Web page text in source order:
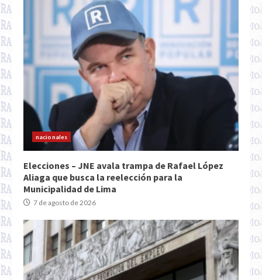
nacionales
Elecciones – JNE avala trampa de Rafael López
Aliaga que busca la reelección para la
Municipalidad de Lima
7 de agosto de 2026